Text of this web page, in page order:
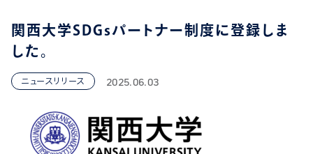
関西大学SDGsパートナー制度に登録しま
した。
ニュースリリース 2025.06.03